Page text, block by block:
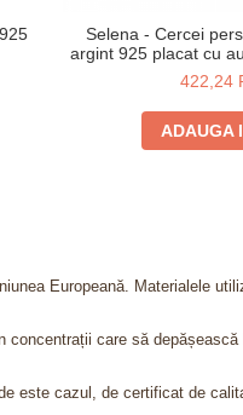
Selena - Cercei
argint 925 placat cu
422,24
ADAUGA
Europeană. Materialele
care să
este cazul, de certificat de